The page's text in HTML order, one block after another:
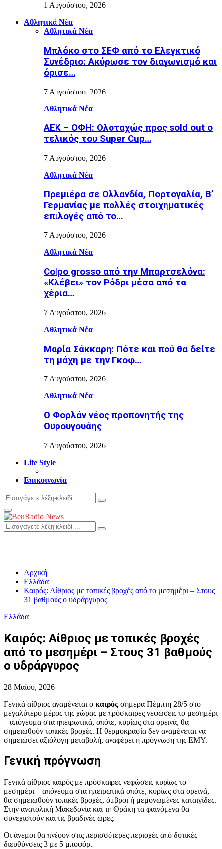
1 Αυγούστου, 2026
Αθλητικά Νέα
Αθλητικά Νέα
Μπλόκο στο ΣΕΦ από το Ελεγκτικό
Συνέδριο: Ακύρωσε τον διαγωνισμό και
όρισε…
7 Αυγούστου, 2026
Αθλητικά Νέα
ΑΕΚ – ΟΦΗ: Ολοταχώς προς sold out ο
τελικός του Super Cup…
7 Αυγούστου, 2026
Αθλητικά Νέα
Πρεμιέρα σε Ολλανδία, Πορτογαλία, Β’
Γερμανίας με πολλές στοιχηματικές
επιλογές από το…
7 Αυγούστου, 2026
Αθλητικά Νέα
Colpo grosso από την Μπαρτσελόνα:
«Κλέβει» τον Ρόδρι μέσα από τα
χέρια…
7 Αυγούστου, 2026
Αθλητικά Νέα
Μαρία Σάκκαρη: Πότε και πού θα δείτε
τη μάχη με την Γκοφ…
7 Αυγούστου, 2026
Αθλητικά Νέα
Ο Φορλάν νέος προπονητής της
Ουρουγουάης
7 Αυγούστου, 2026
Life Style
Επικοινωνία
Search
for:
Search
Primary
Menu
Search
for:
Search
Αρχική
Ελλάδα
Καιρός: Αίθριος με τοπικές βροχές από το μεσημέρι – Στους
31 βαθμούς ο υδράργυρος
Ελλάδα
Καιρός: Αίθριος με τοπικές βροχές
από το μεσημέρι – Στους 31 βαθμούς
ο υδράργυρος
28 Μαΐου, 2026
Γενικά αίθριος αναμένεται ο καιρός σήμερα Πέμπτη 28/5 στο
μεγαλύτερο μέρος της χώρας με πρόσκαιρες νεφώσεις το μεσημέρι
– απόγευμα στα ηπειρωτικά, οπότε, κυρίως στα ορεινά, θα
σημειωθούν τοπικές βροχές. Η θερμοκρασία δεν αναμένεται να
σημειώσει αξιόλογη μεταβολή, αναφέρει η πρόγνωση της ΕΜΥ.
Γενική πρόγνωση
Γενικά αίθριος καιρός με πρόσκαιρες νεφώσεις κυρίως το
μεσημέρι – απόγευμα στα ηπειρωτικά οπότε, κυρίως στα ορεινά,
θα σημειωθούν τοπικές βροχές, όμβροι ή μεμονωμένες καταιγίδες.
Στην ανατολική Μακεδονία και τη Θράκη τα φαινόμενα θα
συνεχιστούν και τις βραδινές ώρες.
Οι άνεμοι θα πνέουν στις περισσότερες περιοχές από δυτικές
διευθύνσεις 3 με 5 μποφόρ.